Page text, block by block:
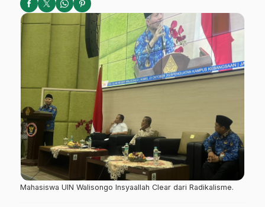
Mahasiswa UIN Walisongo Insyaallah Clear dari Radikalisme.